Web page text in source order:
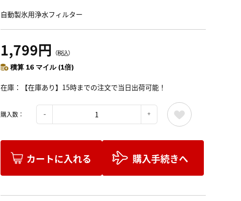
自動製氷用浄水フィルター
1,799円 （税込）
積算 16 マイル (1倍)
在庫 【在庫あり】15時までの注文で当日出荷可能！
購入数：
カートに入れる 購入手続きへ